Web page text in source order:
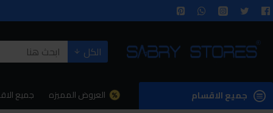
الكل
جميع الاقسام العروض المميزه جميع